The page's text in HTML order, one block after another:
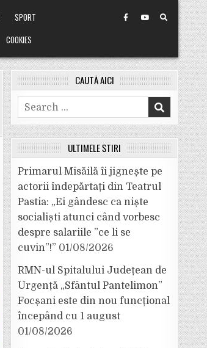
SPORT
COOKIES
CAUTĂ AICI
Search
for:
ULTIMELE ȘTIRI
Primarul Misăilă îi jignește pe
actorii îndepărtați din Teatrul
Pastia: „Ei gândesc ca niște
socialiști atunci când vorbesc
despre salariile ”ce li se
cuvin”!” 01/08/2026
RMN-ul Spitalului Județean de
Urgență „Sfântul Pantelimon”
Focșani este din nou funcțional
începând cu 1 august
01/08/2026